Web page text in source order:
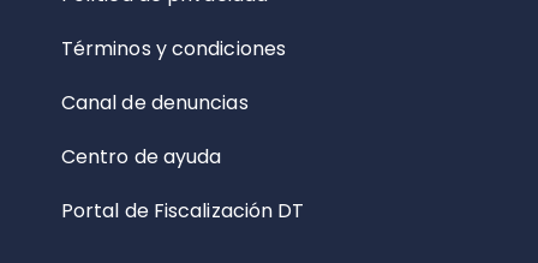
Términos y condiciones
Canal de denuncias
Centro de ayuda
Portal de Fiscalización DT